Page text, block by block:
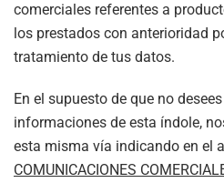
comerciales referentes a
los prestados con anterioridad
tratamiento de tus datos.
En el supuesto de que no
informaciones de esta índole,
esta misma vía indicando en el
COMUNICACIONES